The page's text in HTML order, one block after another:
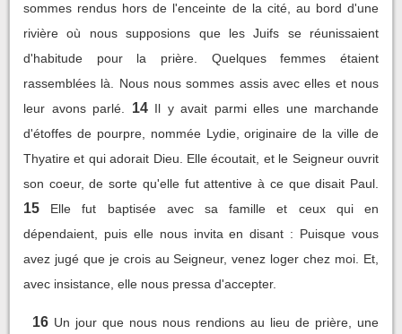
sommes rendus hors de l'enceinte de la cité, au bord d'une
rivière où nous supposions que les Juifs se réunissaient
d'habitude pour la prière. Quelques femmes étaient
rassemblées là. Nous nous sommes assis avec elles et nous
leur avons parlé.
14 Il y avait parmi elles une marchande
d'étoffes de pourpre, nommée Lydie, originaire de la ville de
Thyatire et qui adorait Dieu. Elle écoutait, et le Seigneur ouvrit
son coeur, de sorte qu'elle fut attentive à ce que disait Paul.
15
Elle fut baptisée avec sa famille et ceux qui en
dépendaient, puis elle nous invita en disant : Puisque vous
avez jugé que je crois au Seigneur, venez loger chez moi. Et,
avec insistance, elle nous pressa d'accepter.
16 Un jour que nous nous rendions au lieu de prière, une